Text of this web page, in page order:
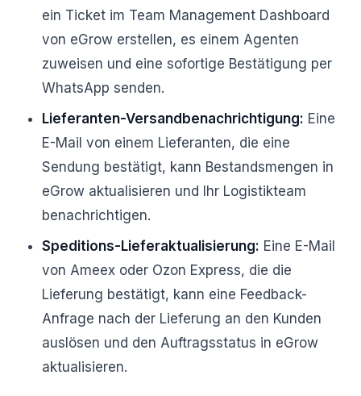
ein Ticket im Team Management Dashboard
von eGrow erstellen, es einem Agenten
zuweisen und eine sofortige Bestätigung per
WhatsApp senden.
Lieferanten-Versandbenachrichtigung: Eine
E-Mail von einem Lieferanten, die eine
Sendung bestätigt, kann Bestandsmengen in
eGrow aktualisieren und Ihr Logistikteam
benachrichtigen.
Speditions-Lieferaktualisierung: Eine E-Mail
von Ameex oder Ozon Express, die die
Lieferung bestätigt, kann eine Feedback-
Anfrage nach der Lieferung an den Kunden
auslösen und den Auftragsstatus in eGrow
aktualisieren.